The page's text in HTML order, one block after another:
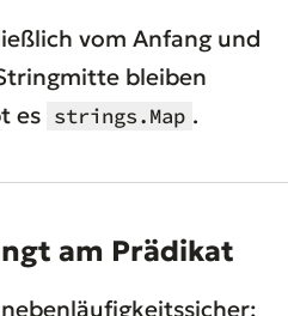
vom Anfang und
bleiben
es strings.Map .
am Prädikat